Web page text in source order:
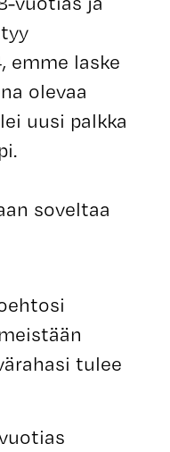
emme laske
olevaa
uusi palkka
soveltaa
tulee